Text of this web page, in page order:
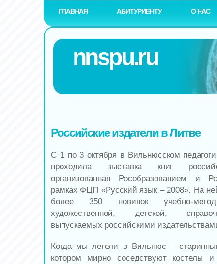
ГЛАВНАЯ АБИТУРИЕНТУ О НАС
nnspu.ru
Российские издатели в Литве
С 1 по 3 октября в Вильнюсском
проходила выставка книг
организованная Рособразованием и
рамках ФЦП «Русский язык – 2008». На
более 350 новинок учебно-
художественной, детской,
выпускаемых российскими
Когда мы летели в Вильнюс –
котором мирно соседствуют костелы